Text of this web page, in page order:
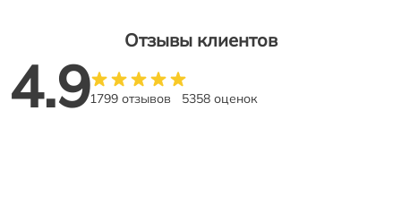
Отзывы клиентов
4.91799 отзывов 5358 оценок